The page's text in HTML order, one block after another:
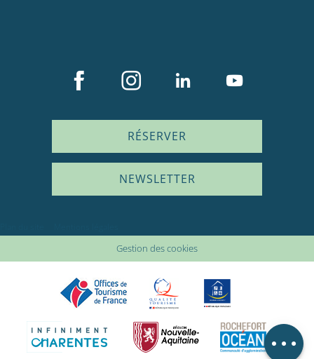
Carte
RÉSERVER
NEWSLETTER
Gestion des cookies